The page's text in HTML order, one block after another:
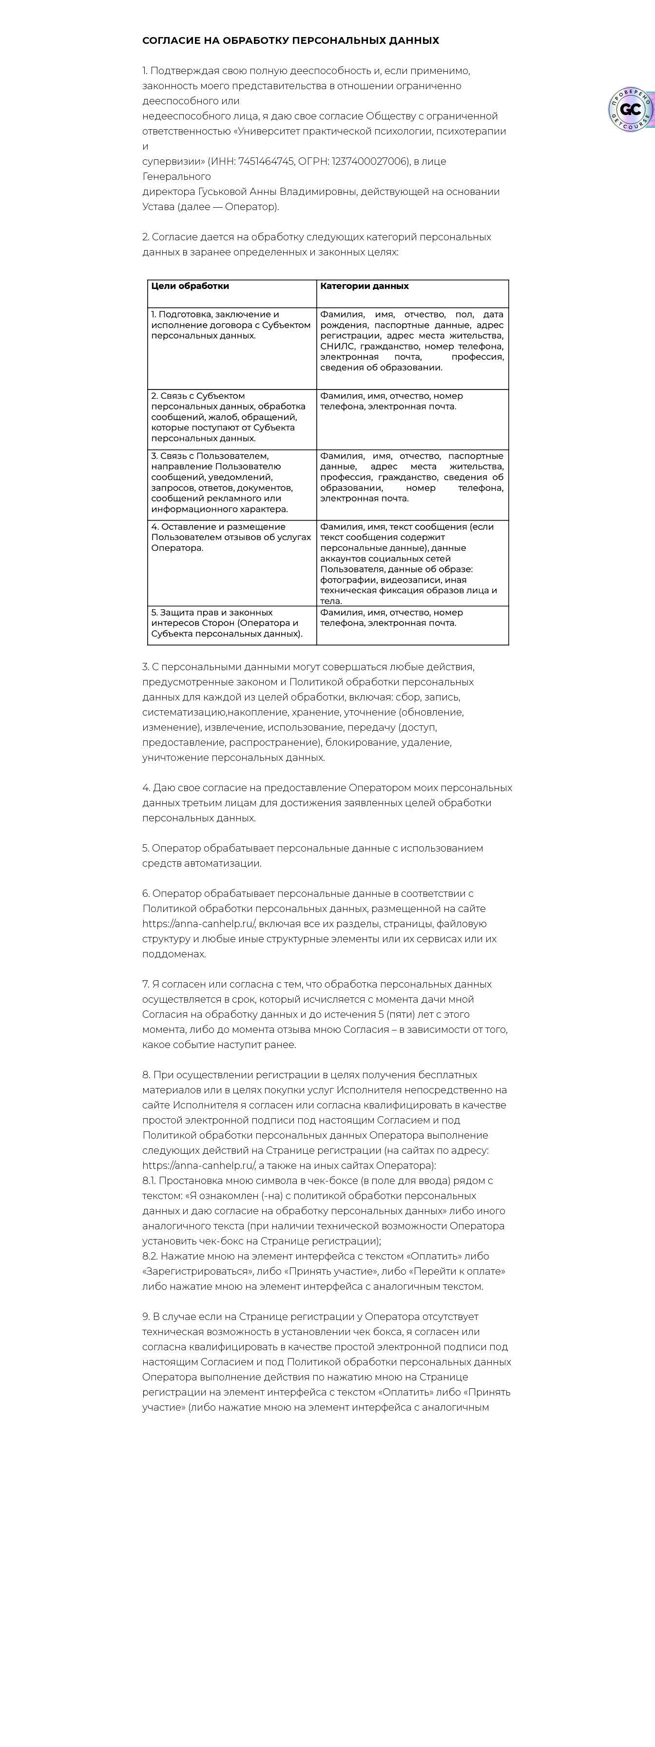
СОГЛАСИЕ НА ОБРАБОТКУ ПЕРСОНАЛЬНЫХ ДАННЫХ
1. Подтверждая свою полную дееспособность и, если применимо,
законность моего представительства в отношении ограниченно
дееспособного или
недееспособного лица, я даю свое согласие Обществу с ограниченной
ответственностью «Университет практической психологии, психотерапии
и
супервизии» (ИНН: 7451464745, ОГРН: 1237400027006), в лице
Генерального
директора Гуськовой Анны Владимировны, действующей на основании
Устава (далее — Оператор).
2. Согласие дается на обработку следующих категорий персональных
данных в заранее определенных и законных целях:
3. С персональными данными могут совершаться любые действия,
предусмотренные законом и Политикой обработки персональных
данных для каждой из целей обработки, включая: сбор, запись,
систематизацию,накопление, хранение, уточнение (обновление,
изменение), извлечение, использование, передачу (доступ,
предоставление, распространение), блокирование, удаление,
уничтожение персональных данных.
4. Даю свое согласие на предоставление Оператором моих персональных
данных третьим лицам для достижения заявленных целей обработки
персональных данных.
5. Оператор обрабатывает персональные данные с использованием
средств автоматизации.
6. Оператор обрабатывает персональные данные в соответствии с
Политикой обработки персональных данных, размещенной на сайте
https://anna-canhelp.ru/, включая все их разделы, страницы, файловую
структуру и любые иные структурные элементы или их сервисах или их
поддоменах.
7. Я согласен или согласна с тем, что обработка персональных данных
осуществляется в срок, который исчисляется с момента дачи мной
Согласия на обработку данных и до истечения 5 (пяти) лет с этого
момента, либо до момента отзыва мною Согласия – в зависимости от того,
какое событие наступит ранее.
8. При осуществлении регистрации в целях получения бесплатных
материалов или в целях покупки услуг Исполнителя непосредственно на
сайте Исполнителя я согласен или согласна квалифицировать в качестве
простой электронной подписи под настоящим Согласием и под
Политикой обработки персональных данных Оператора выполнение
следующих действий на Странице регистрации (на сайтах по адресу:
https://anna-canhelp.ru/, а также на иных сайтах Оператора):
8.1. Простановка мною символа в чек-боксе (в поле для ввода) рядом с
текстом: «Я ознакомлен (-на) с политикой обработки персональных
данных и даю согласие на обработку персональных данных» либо иного
аналогичного текста (при наличии технической возможности Оператора
установить чек-бокс на Странице регистрации);
8.2. Нажатие мною на элемент интерфейса с текстом «Оплатить» либо
«Зарегистрироваться», либо «Принять участие», либо «Перейти к оплате»
либо нажатие мною на элемент интерфейса с аналогичным текстом.
9. В случае если на Странице регистрации у Оператора отсутствует
техническая возможность в установлении чек бокса, я согласен или
согласна квалифицировать в качестве простой электронной подписи под
настоящим Согласием и под Политикой обработки персональных данных
Оператора выполнение действия по нажатию мною на Странице
регистрации на элемент интерфейса с текстом «Оплатить» либо «Принять
участие» (либо нажатие мною на элемент интерфейса с аналогичным